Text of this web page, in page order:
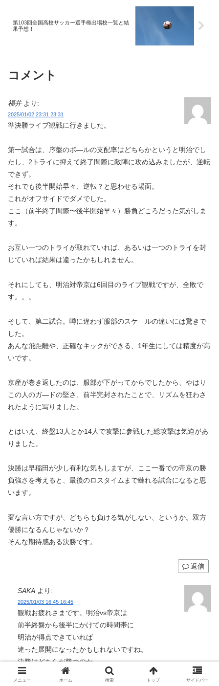
第103回全国高校サッカー選手権出場校一覧と結
果予想！
コメント
福井 より:
2025/01/02 23:31 23:31
準決勝ライブ観戦に行きました。
第一試合は、序盤のボ—ルの支配率はどちらかというと明治でし
たし、2トライに抑えて終了間際に敵陣に攻め込みましたが、逆転
できず。
それでも後半開始早々、逆転？と思わせる場面。
これがオフサイドでダメでした。
ここ（前半終了間際〜後半開始早々）勝負どころだった気がしま
す。
お互い一つのトライが取れていれば、あるいは一つのトライを封
じていれば結果は違ったかもしれません。
それにしても、明治対帝京は6回目のライブ観戦ですが、全敗で
す。。。
そして、第二試合。噂に違わず服部のスケ—ルの違いには驚きで
した。
あんな飛距離や、正確なキックができる、1年生にしては精度が高
いです。
京産が巻き返したのは、服部が下がってからでしたから、やはり
この人のガ—ドの堅さ、前半完封されたことで、リズムを狂わさ
れたように写りました。
とはいえ、終盤13人とか14人で攻撃に参戦した総攻撃は気迫があ
りました。
決勝は早稲田が少し有利な気もしますが、ここ一番での帝京の勝
負強さを考えると、最後のロスタイムまで縺れる試合になると思
います。
変な言い方ですが、どちらも負ける気がしない、というか。双方
優勝になるんじゃないか？
そんな期待感ある決勝です。
返信
SAKA より:
2025/01/03 16:45 16:45
観戦お疲れさまです。明治vs帝京は
前半終盤から後半にかけての時間帯に
明治が得点できていれば
違った展開になったかもしれないですね。
決勝はどちらが勝つのか
やってみないと分からないなと感じています。
メニュー ホーム 検索 トップ サイドバー